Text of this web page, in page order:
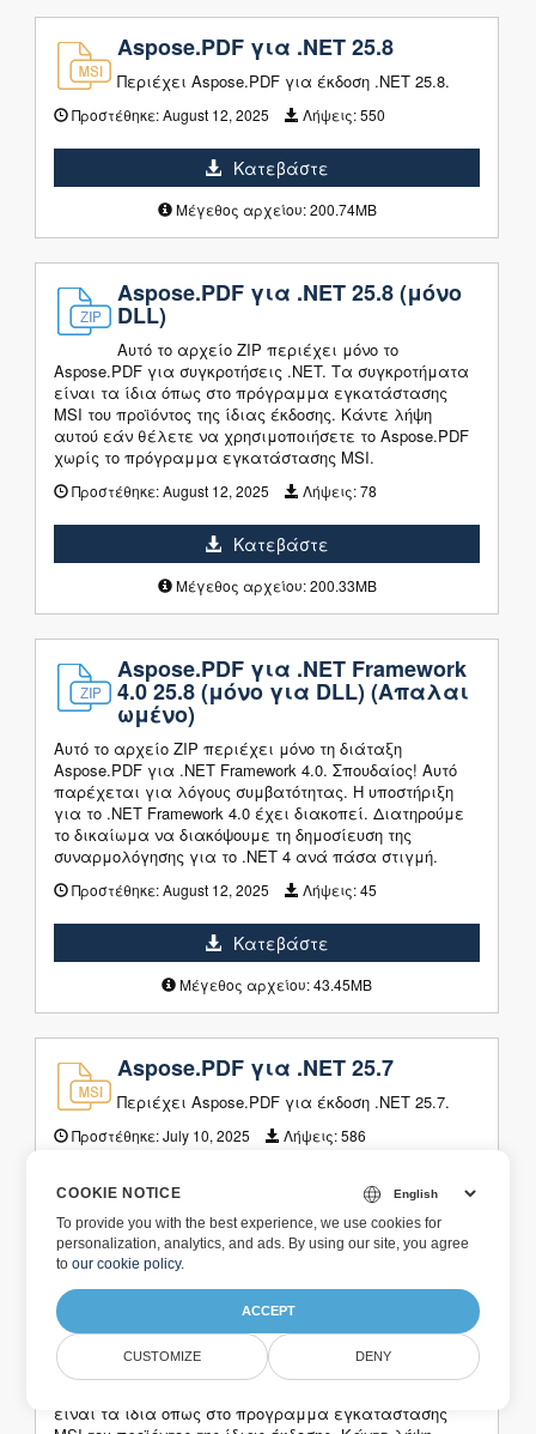
Aspose.PDF για .NET 25.8
Περιέχει Aspose.PDF για έκδοση .NET 25.8.
Προστέθηκε:August 12, 2025 Λήψεις:550
Κατεβάστε
Μέγεθος αρχείου: 200.74MB
Aspose.PDF για .NET 25.8 (μόνο
DLL)
Αυτό το αρχείο ZIP περιέχει μόνο το
Aspose.PDF για συγκροτήσεις .NET. Τα συγκροτήματα
είναι τα ίδια όπως στο πρόγραμμα εγκατάστασης
MSI του προϊόντος της ίδιας έκδοσης. Κάντε λήψη
αυτού εάν θέλετε να χρησιμοποιήσετε το Aspose.PDF
χωρίς το πρόγραμμα εγκατάστασης MSI.
Προστέθηκε:August 12, 2025 Λήψεις:78
Κατεβάστε
Μέγεθος αρχείου: 200.33MB
Aspose.PDF για .NET Framework
4.0 25.8 (μόνο για DLL) (Απαλαι
ωμένο)
Αυτό το αρχείο ZIP περιέχει μόνο τη διάταξη
Aspose.PDF για .NET Framework 4.0. Σπουδαίος! Αυτό
παρέχεται για λόγους συμβατότητας. Η υποστήριξη
για το .NET Framework 4.0 έχει διακοπεί. Διατηρούμε
το δικαίωμα να διακόψουμε τη δημοσίευση της
συναρμολόγησης για το .NET 4 ανά πάσα στιγμή.
Προστέθηκε:August 12, 2025 Λήψεις:45
Κατεβάστε
Μέγεθος αρχείου: 43.45MB
Aspose.PDF για .NET 25.7
Περιέχει Aspose.PDF για έκδοση .NET 25.7.
Προστέθηκε:July 10, 2025 Λήψεις:586
Μέγεθος αρχείου: 200.33MB
Aspose.PDF για .NET 25.7 (μόνο
DLL)
Αυτό το αρχείο ZIP περιέχει μόνο το
είναι τα ίδια όπως στο πρόγραμμα εγκατάστασης
COOKIE NOTICE
To provide you with the best experience, we use cookies for
personalization, analytics, and ads. By using our site, you agree
toour cookie policy.
ACCEPT
CUSTOMIZE DENY